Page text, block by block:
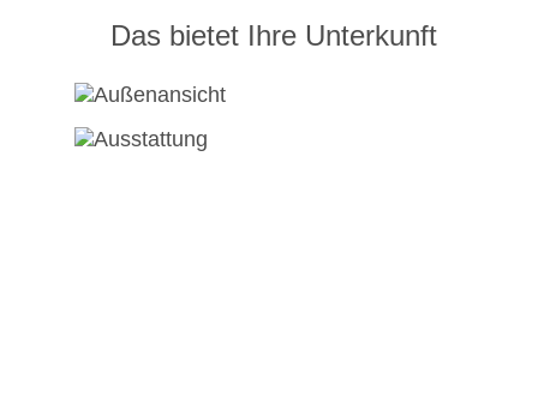
Das bietet Ihre Unterkunft